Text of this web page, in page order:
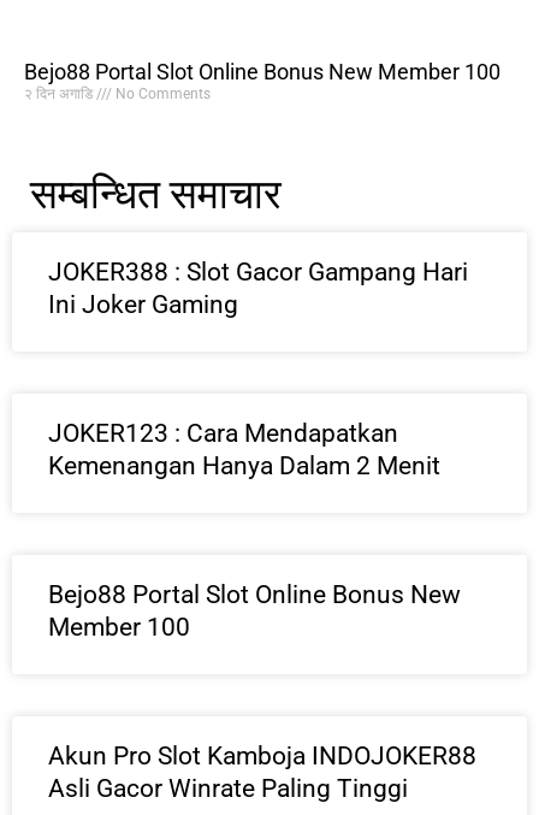
Bejo88 Portal Slot Online Bonus New Member 100
२ दिन अगाडि No Comments
सम्बन्धित समाचार
JOKER388 : Slot Gacor Gampang Hari
Ini Joker Gaming
JOKER123 : Cara Mendapatkan
Kemenangan Hanya Dalam 2 Menit
Bejo88 Portal Slot Online Bonus New
Member 100
Akun Pro Slot Kamboja INDOJOKER88
Asli Gacor Winrate Paling Tinggi